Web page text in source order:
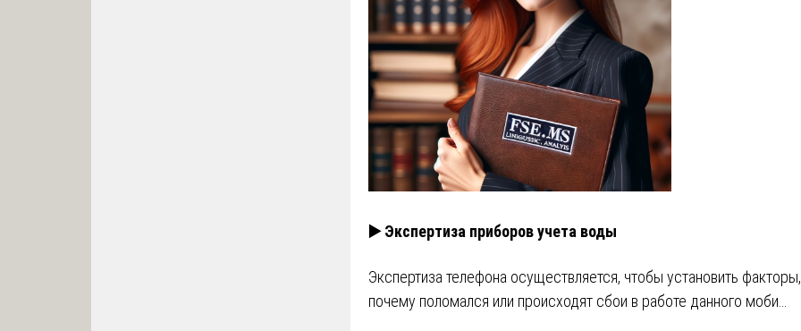
▶️ Экспертиза приборов учета воды
Экспертиза телефона осуществляется, чтобы установить факторы,
почему поломался или происходят сбои в работе данного моби…